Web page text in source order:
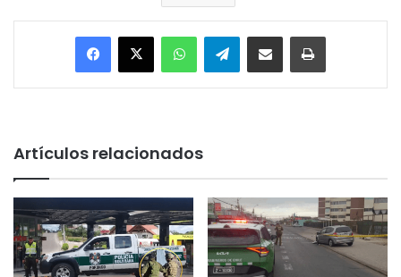
Facebook
X WhatsAppTelegramEnviar vía email Imprimir
Artículos relacionados